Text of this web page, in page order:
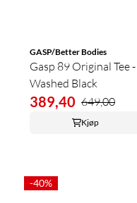
GASP/Better Bodies
Gasp 89 Original Tee -
Washed Black
389,40 649,00
Kjøp
-40%